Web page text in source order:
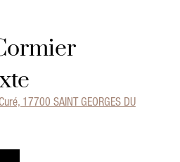
17700 SAINT GEORGES DU